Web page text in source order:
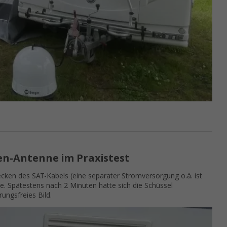
Antenne im Praxistest
des SAT-Kabels (eine separater Stromversorgung o.ä. ist
Spätestens nach 2 Minuten hatte sich die Schüssel
Bild.